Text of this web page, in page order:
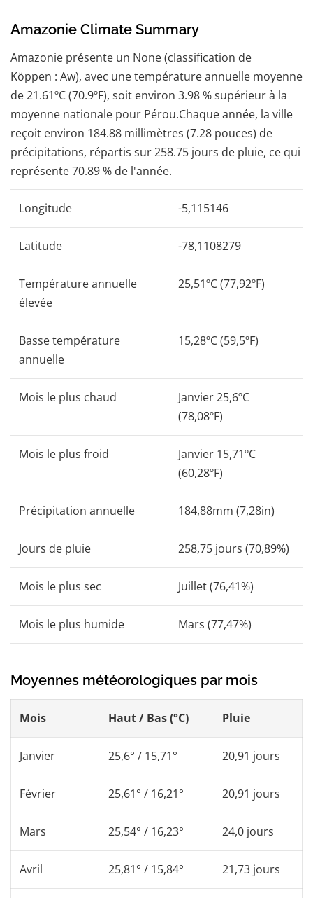
Amazonie Climate Summary
Amazonie présente un None (classification de
Köppen : Aw), avec une température annuelle moyenne
de 21.61ºC (70.9ºF), soit environ 3.98 % supérieur à la
moyenne nationale pour Pérou.Chaque année, la ville
reçoit environ 184.88 millimètres (7.28 pouces) de
précipitations, répartis sur 258.75 jours de pluie, ce qui
représente 70.89 % de l'année.
Longitude -5,115146
Latitude -78,1108279
Température annuelle
élevée
25,51ºC (77,92ºF)
Basse température
annuelle
15,28ºC (59,5ºF)
Mois le plus chaud
Janvier 25,6ºC
(78,08ºF)
Mois le plus froid
Janvier 15,71ºC
(60,28ºF)
Précipitation annuelle 184,88mm (7,28in)
Jours de pluie 258,75 jours (70,89%)
Mois le plus sec Juillet (76,41%)
Mois le plus humide Mars (77,47%)
Moyennes météorologiques par mois
Mois Haut / Bas (°C) Pluie
Janvier 25,6° / 15,71° 20,91 jours
Février 25,61° / 16,21° 20,91 jours
Mars 25,54° / 16,23° 24,0 jours
Avril 25,81° / 15,84° 21,73 jours